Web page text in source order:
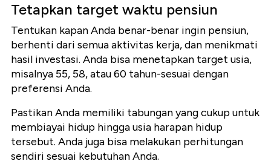
Tetapkan target waktu pensiun
Tentukan kapan Anda benar-benar ingin pensiun,
berhenti dari semua aktivitas kerja, dan menikmati
hasil investasi. Anda bisa menetapkan target usia,
misalnya 55, 58, atau 60 tahun-sesuai dengan
preferensi Anda.
Pastikan Anda memiliki tabungan yang cukup untuk
membiayai hidup hingga usia harapan hidup
tersebut. Anda juga bisa melakukan perhitungan
sendiri sesuai kebutuhan Anda.